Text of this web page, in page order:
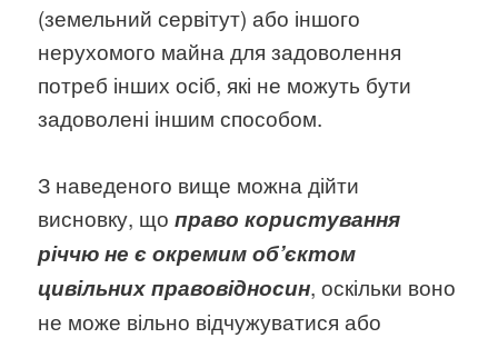
(земельний сервітут) або іншого
нерухомого майна для задоволення
потреб інших осіб, які не можуть бути
задоволені іншим способом.
З наведеного вище можна дійти
висновку, щоправо користування
річчю не є окремим об’єктом
цивільних правовідносин, оскільки воно
не може вільно відчужуватися або